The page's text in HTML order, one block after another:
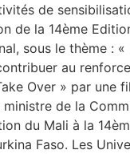
de
de la 14ème
sous le thème :
au
Over » par une
de la
du Mali à la
Faso. Les